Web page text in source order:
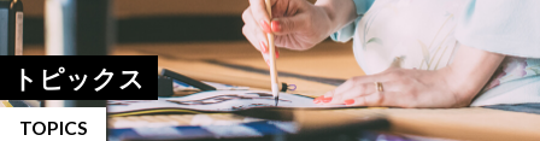
トピックス
TOPICS